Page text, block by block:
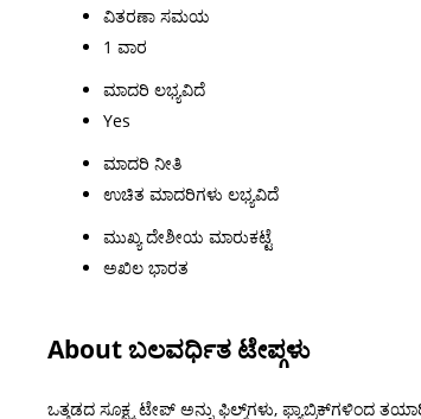
ವಿತರಣಾ ಸಮಯ
1 ವಾರ
ಮಾದರಿ ಲಭ್ಯವಿದೆ
Yes
ಮಾದರಿ ನೀತಿ
ಉಚಿತ ಮಾದರಿಗಳು ಲಭ್ಯವಿದೆ
ಮುಖ್ಯ ದೇಶೀಯ ಮಾರುಕಟ್ಟೆ
ಅಖಿಲ ಭಾರತ
About ಬಲವರ್ಧಿತ ಟೇಪ್ಗಳು
ಒತ್ತಡದ ಸೂಕ್ಷ್ಮ ಟೇಪ್ ಅನ್ನು ಫಿಲ್ಮ್‌ಗಳು, ಫ್ಯಾಬ್ರಿಕ್‌ಗಳಿಂದ